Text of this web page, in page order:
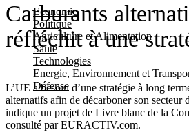
Economie
Politique
Agriculture et Alimentation
Santé
Technologies
Energie, Environnement et
Défense
Carburants
réfléchit à une
L’UE a besoin d’une stratégie à long
alternatifs afin de décarboner son secteur
indique un projet de Livre blanc de la
consulté par EURACTIV.com.